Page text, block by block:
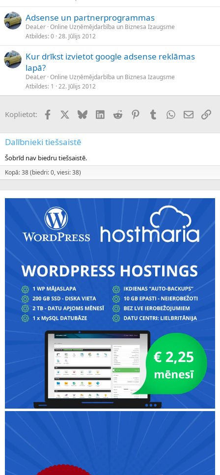
Adsense un partnerprogrammas
DeaLer Online Uzņēmējdarbība un Biznesa Izaugsme
Atbildes 0 28. Jūlijs 2012
Kur drīkst izvietot google adsense reklāmas
lapā?
DeaLer Online Uzņēmējdarbība un Biznesa Izaugsme
Atbildes 1 22. Jūlijs 2012
Koplietot: FacebookX (Twitter)
BlueskyLinkedInReddit PinterestTumblrWhatsApp
E-pasts
Dalībnieki tiešsaistē
Šobrīd nav biedru tiešsaistē.
Kopā: 38 (biedri: 0, viesi: 38)